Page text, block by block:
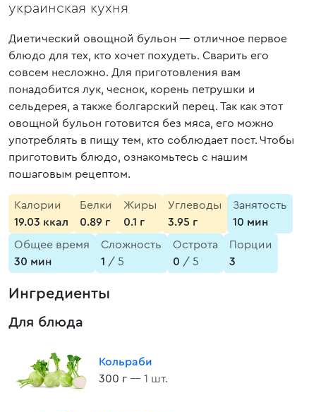
украинская кухня
Диетический овощной бульон — отличное первое
блюдо для тех, кто хочет похудеть. Сварить его
совсем несложно. Для приготовления вам
понадобится лук, чеснок, корень петрушки и
сельдерея, а также болгарский перец. Так как этот
овощной бульон готовится без мяса, его можно
употреблять в пищу тем, кто соблюдает пост. Чтобы
приготовить блюдо, ознакомьтесь с нашим
пошаговым рецептом.
Калории
19.03 ккал
Белки
0.89 г
Жиры
0.1 г
Углеводы
3.95 г
Занятость
10 мин
Общее время
30 мин
Сложность
1 / 5
Острота
0 / 5
Порции
3
Ингредиенты
Для блюда
Кольраби
300 г — 1 шт.